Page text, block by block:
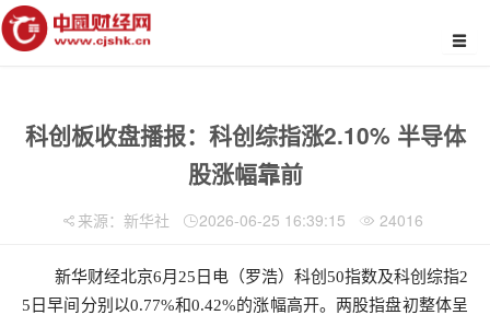
科创板收盘播报：科创综指涨2.10% 半导体
股涨幅靠前
来源：新华社 2026-06-25 16:39:15 24016
新华财经北京6月25日电（罗浩）科创50指数及科创综指2
5日早间分别以0.77%和0.42%的涨幅高开。两股指盘初整体呈